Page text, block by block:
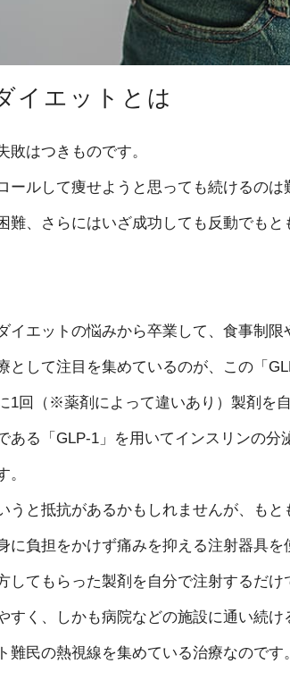
イエットとは
敗はつきものです。
ールして痩せようと思っても続けるの
難、さらにはいざ成功しても反動でも
イエットの悩みから卒業して、食事制
として注目を集めているのが、この「
1回（※薬剤によって違いあり）製剤を自
ある「GLP-1」を用いてインスリンの
。
うと抵抗があるかもしれませんが、も
に負担をかけず痛みを抑える注射器具を
してもらった製剤を自分で注射するだ
すく、しかも病院などの施設に通い続
難民の熱視線を集めている治療なのです。